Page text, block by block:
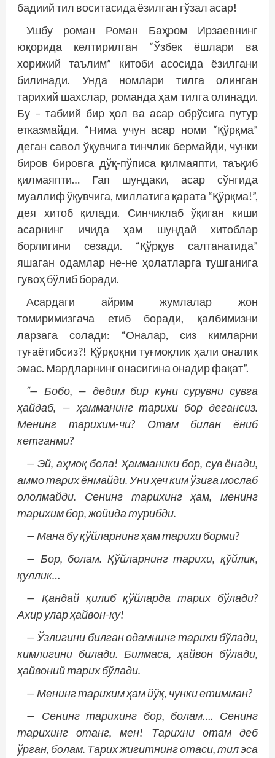
бадиий тил воситасида ёзилган гўзал асар!
Ушбу роман Роман Баҳром Ирзаевнинг
юқорида келтирилган “Ўзбек ёшлари ва
хорижий таълим” китоби асосида ёзилгани
билинади. Унда номлари тилга олинган
тарихий шахслар, романда ҳам тилга олинади.
Бу – табиий бир ҳол ва асар обрўсига путур
етказмайди. “Нима учун асар номи “Қўрқма”
деган савол ўқувчига тинчлик бермайди, чунки
биров бировга дўқ-пўписа қилмаяпти, таъқиб
қилмаяпти… Гап шундаки, асар сўнгида
муаллиф ўқувчига, миллатига қарата “Қўрқма!”,
дея хитоб қилади. Синчиклаб ўқиган киши
асарнинг ичида ҳам шундай хитоблар
борлигини сезади. “Қўрқув салтанатида”
яшаган одамлар не-не ҳолатларга тушганига
гувоҳ бўлиб боради.
Асардаги айрим жумлалар жон
томиримизгача етиб боради, қалбимизни
ларзага солади: “Оналар, сиз кимларни
туғаётибсиз?! Қўрқоқни туғмоқлик ҳали оналик
эмас. Мардларнинг онасигина онадир фақат”.
“— Бобо, — дедим бир куни сурувни сувга
ҳайдаб, — ҳамманинг тарихи бор дегансиз.
Менинг тарихим-чи? Отам билан ёниб
кетганми?
— Эй, аҳмоқ бола! Ҳамманики бор, сув ёнади,
аммо тарих ёнмайди. Уни ҳеч ким ўзига мослаб
ололмайди. Сенинг тарихинг ҳам, менинг
тарихим бор, жойида турибди.
— Мана бу қўйларнинг ҳам тарихи борми?
— Бор, болам. Қўйларнинг тарихи, қўйлик,
қуллик…
— Қандай қилиб қўйларда тарих бўлади?
Ахир улар ҳайвон-ку!
— Ўзлигини билган одамнинг тарихи бўлади,
кимлигини билади. Билмаса, ҳайвон бўлади,
ҳайвоний тарих бўлади.
— Менинг тарихим ҳам йўқ, чунки етимман?
— Сенинг тарихинг бор, болам…. Сенинг
тарихинг отанг, мен! Тарихни отам деб
ўрган, болам. Тарих жигитнинг отаси, тил эса